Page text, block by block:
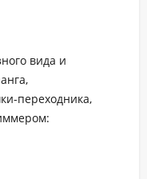
вида и
переходника,